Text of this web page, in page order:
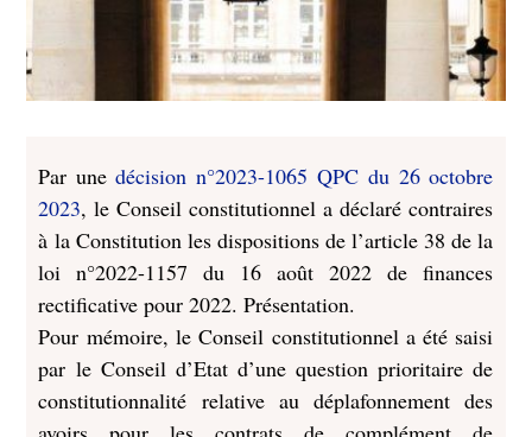
Par unedécision n°2023-1065 QPC du 26 octobre
2023, le Conseil constitutionnel a déclaré contraires
à la Constitution les dispositions de l’article 38 de la
loi n°2022-1157 du 16 août 2022 de finances
rectificative pour 2022. Présentation.
Pour mémoire, le Conseil constitutionnel a été saisi
par le Conseil d’Etat d’une question prioritaire de
constitutionnalité relative au déplafonnement des